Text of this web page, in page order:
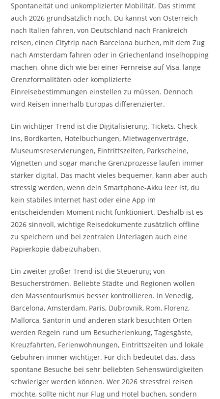
Spontaneität und unkomplizierter Mobilität. Das stimmt
auch 2026 grundsätzlich noch. Du kannst von Österreich
nach Italien fahren, von Deutschland nach Frankreich
reisen, einen Citytrip nach Barcelona buchen, mit dem Zug
nach Amsterdam fahren oder in Griechenland Inselhopping
machen, ohne dich wie bei einer Fernreise auf Visa, lange
Grenzformalitäten oder komplizierte
Einreisebestimmungen einstellen zu müssen. Dennoch
wird Reisen innerhalb Europas differenzierter.
Ein wichtiger Trend ist die Digitalisierung. Tickets, Check-
ins, Bordkarten, Hotelbuchungen, Mietwagenverträge,
Museumsreservierungen, Eintrittszeiten, Parkscheine,
Vignetten und sogar manche Grenzprozesse laufen immer
stärker digital. Das macht vieles bequemer, kann aber auch
stressig werden, wenn dein Smartphone-Akku leer ist, du
kein stabiles Internet hast oder eine App im
entscheidenden Moment nicht funktioniert. Deshalb ist es
2026 sinnvoll, wichtige Reisedokumente zusätzlich offline
zu speichern und bei zentralen Unterlagen auch eine
Papierkopie dabeizuhaben.
Ein zweiter großer Trend ist die Steuerung von
Besucherströmen. Beliebte Städte und Regionen wollen
den Massentourismus besser kontrollieren. In Venedig,
Barcelona, Amsterdam, Paris, Dubrovnik, Rom, Florenz,
Mallorca, Santorin und anderen stark besuchten Orten
werden Regeln rund um Besucherlenkung, Tagesgäste,
Kreuzfahrten, Ferienwohnungen, Eintrittszeiten und lokale
Gebühren immer wichtiger. Für dich bedeutet das, dass
spontane Besuche bei sehr beliebten Sehenswürdigkeiten
schwieriger werden können. Wer 2026 stressfrei reisen
möchte, sollte nicht nur Flug und Hotel buchen, sondern